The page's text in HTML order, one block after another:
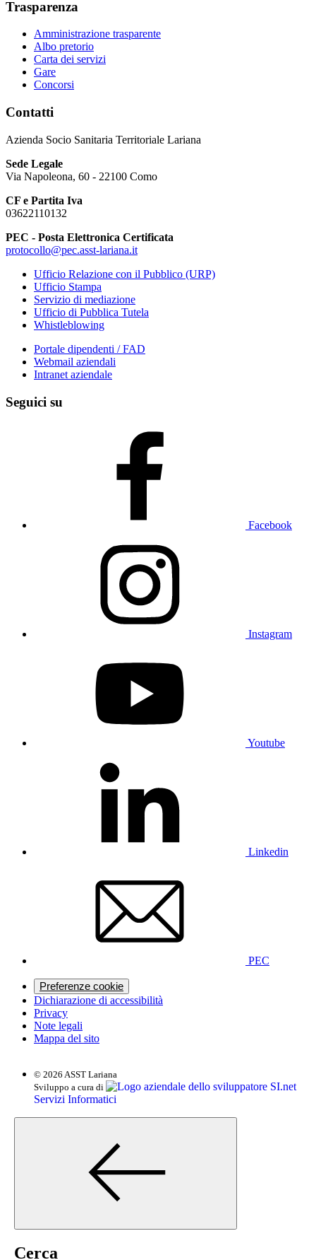
Trasparenza
Amministrazione trasparente
Albo pretorio
Carta dei servizi
Gare
Concorsi
Contatti
Azienda Socio Sanitaria Territoriale Lariana
Sede Legale
Via Napoleona, 60 - 22100 Como
CF e Partita Iva
03622110132
PEC - Posta Elettronica Certificata
protocollo@pec.asst-lariana.it
Ufficio Relazione con il Pubblico (URP)
Ufficio Stampa
Servizio di mediazione
Ufficio di Pubblica Tutela
Whistleblowing
Portale dipendenti / FAD
Webmail aziendali
Intranet aziendale
Seguici su
Facebook
Instagram
Youtube
Linkedin
PEC
Preferenze cookie
Dichiarazione di accessibilità
Privacy
Note legali
Mappa del sito
© 2026 ASST Lariana
Sviluppo a cura di
SI.net
Servizi Informatici
Cerca